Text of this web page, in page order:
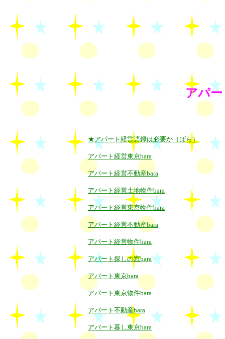
アパ
★アパート経営語録は必要か（ばら）
アパート経営東京bara
アパート経営不動産bara
アパート経営土地物件bara
アパート経営東京物件bara
アパート経営不動産bara
アパート経営物件bara
アパート探しの窓bara
アパート東京bara
アパート東京物件bara
アパート不動産bara
アパート暮し東京bara